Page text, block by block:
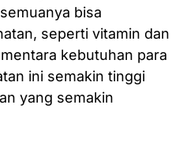
bisa
seperti vitamin dan
kebutuhan para
ini semakin tinggi
yang semakin